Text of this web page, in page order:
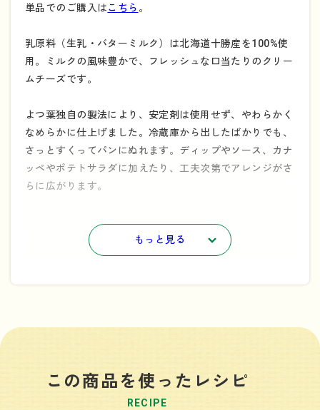
単品でのご購入はこちら 。
乳原料（生乳・バターミルク）は北海道十勝産を100%使
用。ミルクの風味豊かで、フレッシュな口当たりのクリー
ムチーズです。
よつ葉独自の製法により、安定剤は使用せず、やわらかく
なめらかに仕上げました。冷蔵庫から出したばかりでも、
さっとすくってパンにぬれます。ディップやソース、カナ
ッペやポテトサラダに加えたり、工夫次第でアレンジがさ
らに広がります。
北海道十勝シリーズの原材料の生乳、チーズは北海道十勝
フルーツサンド
もっと見る
この商品を使ったレシピ
RECIPE